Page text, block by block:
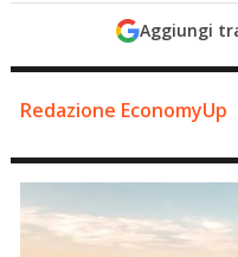
Aggiungi
Redazione EconomyUp